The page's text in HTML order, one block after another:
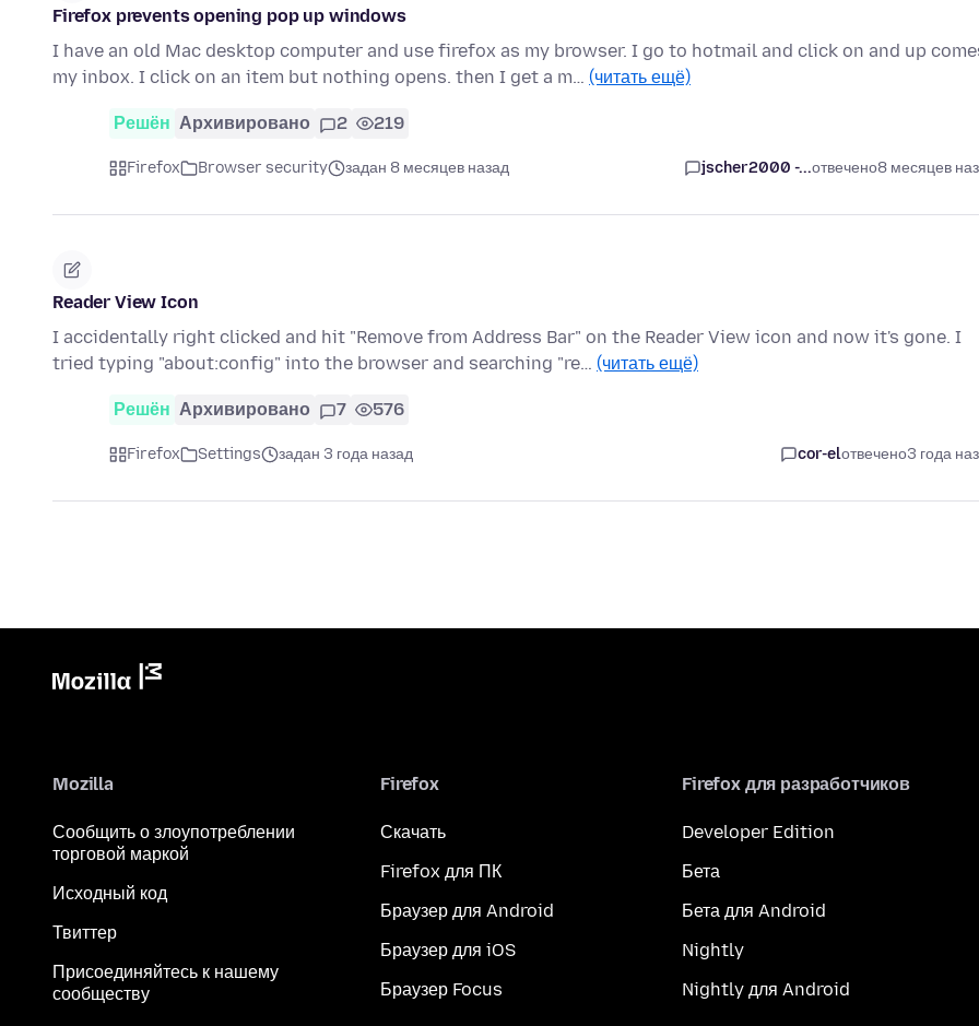
Firefox prevents opening pop up windows
I have an old Mac desktop computer and use firefox as my browser. I go to hotmail and click on and up
my inbox. I click on an item but nothing opens. then I get a m… (читать ещё)
Решён Архивировано 2 219
Firefox Browser security задан 8 месяцев назад jscher2000 -...отвечено8 месяцев
Reader View Icon
I accidentally right clicked and hit "Remove from Address Bar" on the Reader View icon and now it's gone. I
tried typing "about:config" into the browser and searching "re… (читать ещё)
Решён Архивировано 7 576
Firefox Settings задан 3 года назад cor-elотвечено3 года
Mozilla
Сообщить о злоупотреблении
торговой маркой
Исходный код
Твиттер
Присоединяйтесь к нашему
сообществу
Firefox
Скачать
Firefox для ПК
Браузер для Android
Браузер для iOS
Браузер Focus
Firefox для разработчиков
Developer Edition
Бета
Бета для Android
Nightly
Nightly для Android